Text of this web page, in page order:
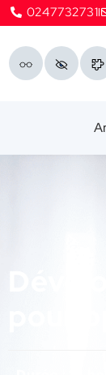
0247732731
pour